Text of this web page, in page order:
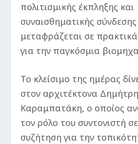
πολιτισμικής έκπληξης και
συναισθηματικής σύνδεσης
μεταφράζεται σε
για την παγκόσμια
Το κλείσιμο της ημέρας
στον αρχιτέκτονα Δημήτρη
Καραμπατάκη, ο οποίος
τον ρόλο του συντονιστή
συζήτηση για την